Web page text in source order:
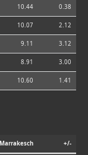
10.44 0.38
10.07 2.12
9.11 3.12
8.91 3.00
10.60 1.41
Marrakesch +/-